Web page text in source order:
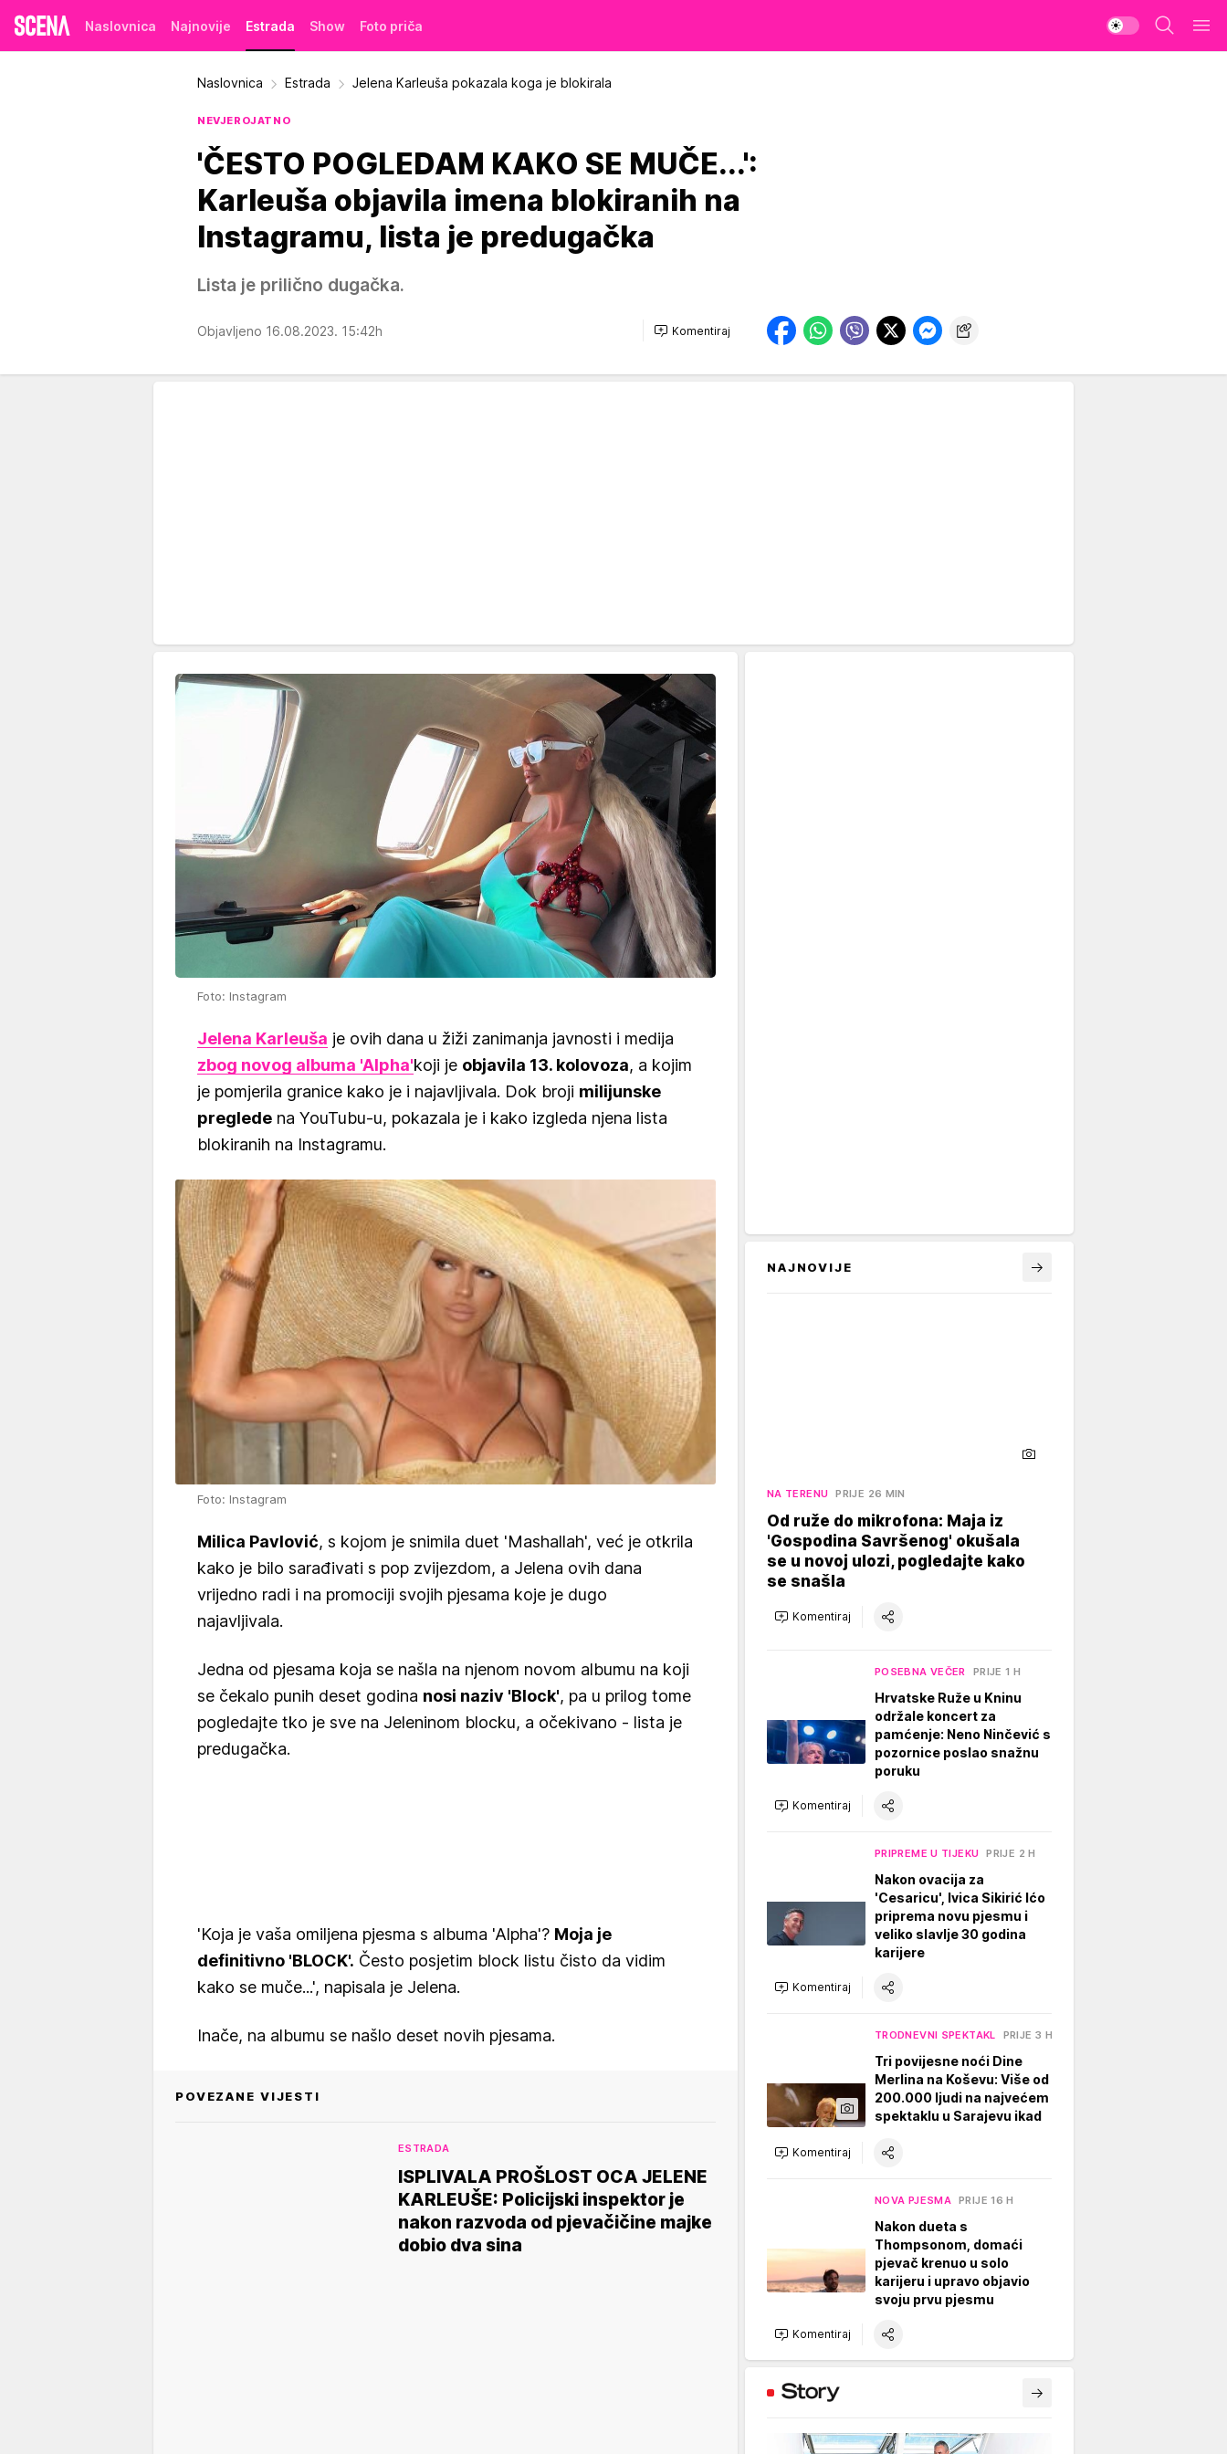
Naslovnica Najnovije Estrada Show Foto priča
Naslovnica Estrada Jelena Karleuša pokazala koga je blokirala
NEVJEROJATNO
'ČESTO POGLEDAM KAKO SE MUČE...':
Karleuša objavila imena blokiranih na
Instagramu, lista je predugačka
Lista je prilično dugačka.
Objavljeno 16.08.2023. 15:42h Komentiraj
Foto: Instagram
Jelena Karleuša je ovih dana u žiži zanimanja javnosti i medija
zbog novog albuma 'Alpha'koji je objavila 13. kolovoza, a kojim
je pomjerila granice kako je i najavljivala. Dok broji milijunske
preglede na YouTubu-u, pokazala je i kako izgleda njena lista
blokiranih na Instagramu.
Foto: Instagram
Milica Pavlović, s kojom je snimila duet 'Mashallah', već je otkrila
kako je bilo sarađivati s pop zvijezdom, a Jelena ovih dana
vrijedno radi i na promociji svojih pjesama koje je dugo
najavljivala.
Jedna od pjesama koja se našla na njenom novom albumu na koji
se čekalo punih deset godina nosi naziv 'Block', pa u prilog tome
pogledajte tko je sve na Jeleninom blocku, a očekivano - lista je
predugačka.
'Koja je vaša omiljena pjesma s albuma 'Alpha'? Moja je
definitivno 'BLOCK'. Često posjetim block listu čisto da vidim
kako se muče...', napisala je Jelena.
Inače, na albumu se našlo deset novih pjesama.
POVEZANE VIJESTI
ESTRADA
ISPLIVALA PROŠLOST OCA JELENE
KARLEUŠE: Policijski inspektor je
nakon razvoda od pjevačičine majke
dobio dva sina
NAJNOVIJE
NA TERENU PRIJE 26 MIN
Od ruže do mikrofona: Maja iz
'Gospodina Savršenog' okušala
se u novoj ulozi, pogledajte kako
se snašla
Komentiraj
POSEBNA VEČER PRIJE 1 H
Hrvatske Ruže u Kninu
održale koncert za
pamćenje: Neno Ninčević s
pozornice poslao snažnu
poruku
Komentiraj
PRIPREME U TIJEKU PRIJE 2 H
Nakon ovacija za
'Cesaricu', Ivica Sikirić Ićo
priprema novu pjesmu i
veliko slavlje 30 godina
karijere
Komentiraj
TRODNEVNI SPEKTAKL PRIJE 3 H
Tri povijesne noći Dine
Merlina na Koševu: Više od
200.000 ljudi na najvećem
spektaklu u Sarajevu ikad
Komentiraj
NOVA PJESMA PRIJE 16 H
Nakon dueta s
Thompsonom, domaći
pjevač krenuo u solo
karijeru i upravo objavio
svoju prvu pjesmu
Komentiraj